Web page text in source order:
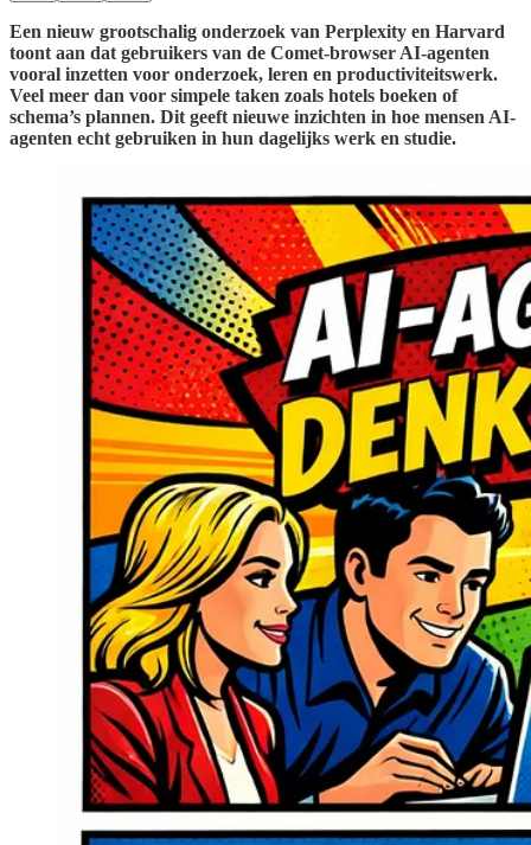
Een nieuw grootschalig onderzoek van Perplexity en Harvard
toont aan dat gebruikers van de Comet-browser AI-agenten
vooral inzetten voor onderzoek, leren en productiviteitswerk.
Veel meer dan voor simpele taken zoals hotels boeken of
schema’s plannen. Dit geeft nieuwe inzichten in hoe mensen AI-
agenten echt gebruiken in hun dagelijks werk en studie.